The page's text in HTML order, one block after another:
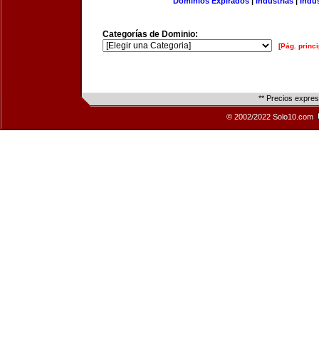
Categorías de Dominio:
[Pág.
** Precios
© 2002/2022 Solo10.com